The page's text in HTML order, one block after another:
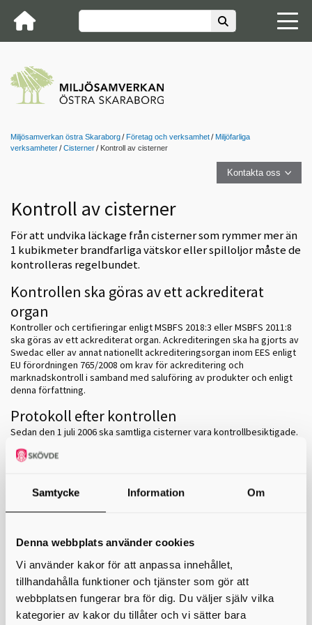
Samtycke Information Om
Denna webbplats använder cookies
Vi använder kakor för att anpassa innehållet,
tillhandahålla funktioner och tjänster som gör att
webbplatsen fungerar bra för dig. Du väljer själv vilka
kategorier av kakor du tillåter och vi sätter bara
Miljösamverkan östra Skaraborg Företag och verksamhet
Miljöfarliga
verksamheter
Cisterner Kontroll av cisterner
Kontakta oss
Kontroll av cisterner
För att undvika läckage från cisterner som rymmer mer än
1 kubikmeter brandfarliga vätskor eller spilloljor måste de
kontrolleras regelbundet.
Kontrollen ska göras av ett ackrediterat
organ
Kontroller och certifieringar enligt MSBFS 2018:3 eller MSBFS 2011:8
ska göras av ett ackrediterat organ. Ackrediteringen ska ha gjorts av
Swedac eller av annat nationellt ackrediteringsorgan inom EES enligt
EU förordningen 765/2008 om krav för ackreditering och
marknadskontroll i samband med saluföring av produkter och enligt
denna författning.
Protokoll efter kontrollen
Sedan den 1 juli 2006 ska samtliga cisterner vara kontrollbesiktigade.
eventuell cistern antingen är avställd eller att det finns ett aktuellt
Fastighetsägaren eller den som sköter fastigheten ska
Miljösamverkan, försäkringsbolag eller oljebolag frågar efter det.
En kopia av utförda kontroller, även periodiska kontroller, som gjorts
enligt föreskrifter från Myndigheten för civilt försvar, ska skickas till
oss.
Nyinstallation
Vid nyinstallation av en cistern ska vi informeras senast fyra veckor
innan installationen. Tillverkningsintyget följer med cisternen vid